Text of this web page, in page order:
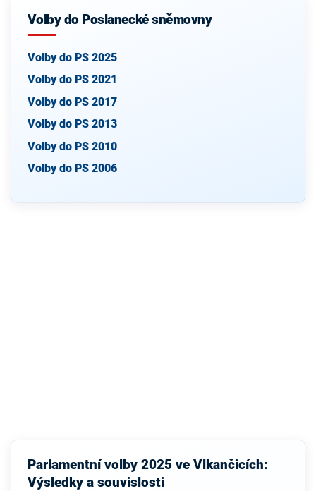
Volby do Poslanecké sněmovny
Volby do PS 2025
Volby do PS 2021
Volby do PS 2017
Volby do PS 2013
Volby do PS 2010
Volby do PS 2006
Parlamentní volby 2025 ve Vlkančicích:
Výsledky a souvislosti